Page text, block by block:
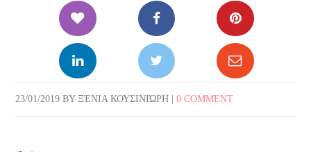
23/01/2019 BYΞΈΝΙΑ ΚΟΥΣΙΝΙΏΡΗ |0 COMMENT